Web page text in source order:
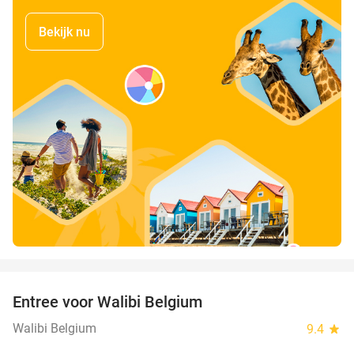
Bekijk nu
Entree voor Walibi Belgium
Walibi Belgium 9.4 star